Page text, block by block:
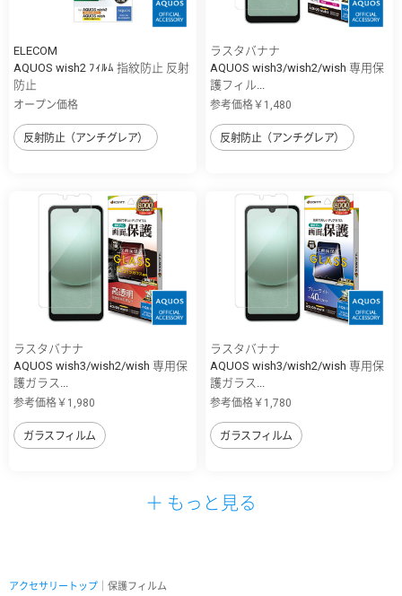
ELECOM
AQUOS wish2 ﾌｨﾙﾑ 指紋防止 反射
防止
オープン価格
反射防止（アンチグレア）
ラスタバナナ
AQUOS wish3/wish2/wish 専用保
護フィル...
参考価格￥1,480
反射防止（アンチグレア）
ラスタバナナ
AQUOS wish3/wish2/wish 専用保
護ガラス...
参考価格￥1,980
ガラスフィルム
ラスタバナナ
AQUOS wish3/wish2/wish 専用保
護ガラス...
参考価格￥1,780
ガラスフィルム
＋ もっと見る
アクセサリートップ ｜保護フィルム